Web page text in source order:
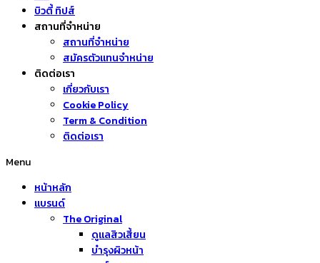
บิวตี้ ทิปส์
สถานที่จำหน่าย
สถานที่จำหน่าย
สมัครตัวแทนจำหน่าย
ติดต่อเรา
เกี่ยวกับเรา
Cookie Policy
Term & Condition
ติดต่อเรา
Menu
หน้าหลัก
แบรนด์
The Original
ดูแลสิวเสี้ยน
บำรุงผิวหน้า